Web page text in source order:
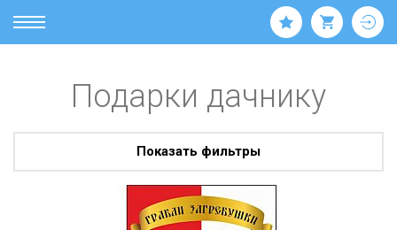
Подарки дачнику
Показать фильтры